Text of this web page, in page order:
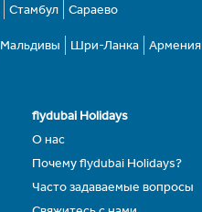
Стамбул Сараево
Мальдивы Шри-Ланка Армения
flydubai Holidays
О нас
Почему flydubai Holidays?
Часто задаваемые вопросы